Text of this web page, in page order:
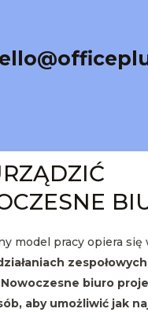
model pracy opiera się
zespołowych
Nowoczesne biuro
aby umożliwić jak